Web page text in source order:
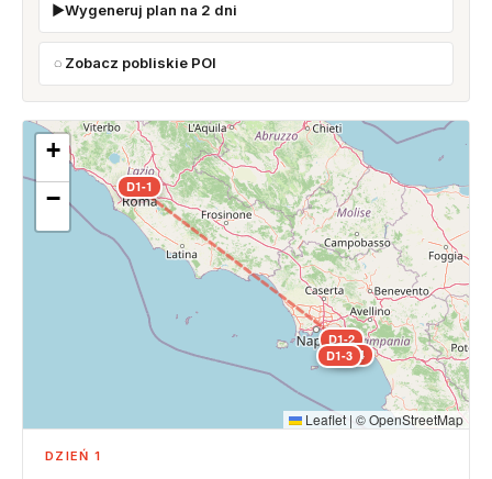
Wygeneruj plan na 2 dni
Zobacz pobliskie POI
D1-1
D1-2
D1-3D1-4
+
−
Leaflet | ©OpenStreetMap
DZIEŃ 1